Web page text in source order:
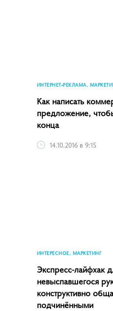
ИНТЕРНЕТ-РЕКЛАМА,
Как написать
предложение,
конца
14.10.2016 в 9:15
ИНТЕРЕСНОЕ, МАРКЕТИНГ
Экспресс-лайфхак
невыспавшегося
конструктивно
подчинёнными